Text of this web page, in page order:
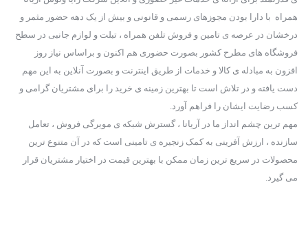
همراه با دارا بودن مجوزهای رسمی و قانونی و بیش از یک دهه حضور مثمر و
درخشان در عرصه ی تامین و فروش تلفن همراه ، تبلت و لوازم جانبی در سطح
فروشگاه های مطرح کشور بصورت حضوری هم اکنون و براساس نیاز روز
افزون به مبادله ی کالا و خدمات از طریق اینترنت و بصورت آنلاین به این مهم
دست یافته و در تلاش است تا بهترین زمینه ی خرید را برای مشتریان گرامی و
کسب رضایت ایشان را فراهم آورد.
مهم ترین چشم انداز ما در آریانا ، گسترش شبکه ی مویرگی فروش ، تعامل
سازنده ، ارزش آفرینی به کمک زنجیره ی تامینی است که در آن متنوع ترین
محصولات در سریع ترین زمان ممکن با بهترین قیمت در اختیار مشتریان قرار
می گیرد.